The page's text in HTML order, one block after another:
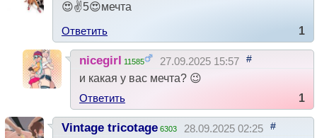
😍✌5😍мечта
Ответить
1
nicegirl 11585 27.09.2025 15:57 #
и какая у вас мечта? 😉
Ответить
1
Vintage tricotage 6303 28.09.2025 02:25 #